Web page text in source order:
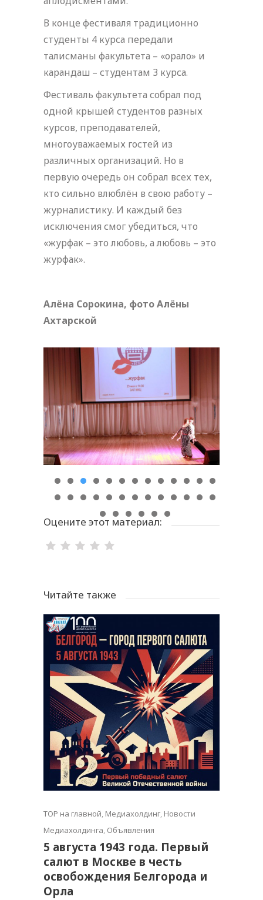
В конце фестиваля традиционно
студенты 4 курса передали
талисманы факультета – «орало» и
карандаш – студентам 3 курса.
Фестиваль факультета собрал под
одной крышей студентов разных
курсов, преподавателей,
многоуважаемых гостей из
различных организаций. Но в
первую очередь он собрал всех тех,
кто сильно влюблён в свою работу –
журналистику. И каждый без
исключения смог убедиться, что
«журфак – это любовь, а любовь – это
журфак».
Алёна Сорокина, фото Алёны
Ахтарской
Оцените этот материал:
Читайте также
TOP на главной, Медиахолдинг, Новости
Медиахолдинга, Объявления
5 августа 1943 года. Первый
салют в Москве в честь
освобождения Белгорода и
Орла